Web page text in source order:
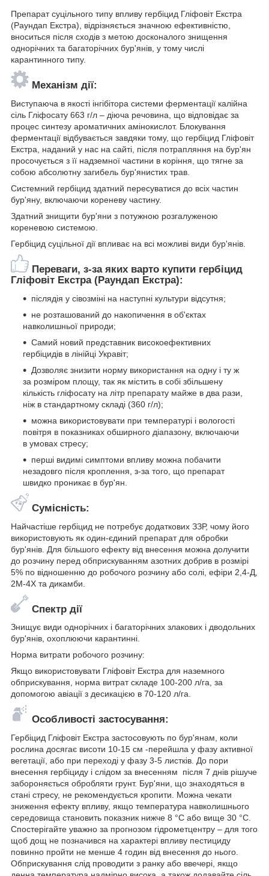
Препарат суцільного типу впливу гербіцид Гліфовіт Екстра
(Раундап Екстра), відрізняється значною ефективністю,
вноситься після сходів з метою досконалого знищення
однорічних та багаторічних бур'янів, у тому числі
карантинного типу.
Механізм дії:
Виступаюча в якості інгібітора системи ферментації калійна
сіль Гліфосату 663 г/л – діюча речовина, що відповідає за
процес синтезу ароматичних амінокислот. Блокування
ферментації відбувається завдяки тому, що гербіцид Гліфовіт
Екстра, наданий у нас на сайті, після потрапляння на бур'ян
просочується з її надземної частини в коріння, що тягне за
собою абсолютну загибель бур'янистих трав.
Системний гербіцид здатний пересуватися до всіх частин
бур'яну, включаючи кореневу частину.
Здатний знищити бур'яни з потужною розгалуженою
кореневою системою.
Гербіцид суцільної дії впливає на всі можливі види бур'янів.
Переваги, з-за яких варто купити гербіцид
Гліфовіт Екстра (Раундап Екстра):
післядія у сівозміні на наступні культури відсутня;
не розташований до накопичення в об'єктах
навколишньої природи;
Самий новий представник високоефективних
гербіцидів в лінійці Укравіт;
Дозволяє знизити норму використання на одну і ту ж
за розміром площу, так як містить в собі збільшену
кількість гліфосату на літр препарату майже в два рази,
ніж в стандартному складі (360 г/л);
можна використовувати при температурі і вологості
повітря в показниках обширного діапазону, включаючи
в умовах стресу;
перші видимі симптоми впливу можна побачити
незадовго після кроплення, з-за того, що препарат
швидко проникає в бур'ян.
Сумісність:
Найчастіше гербіцид не потребує додаткових ЗЗР, чому його
використовують як один-єдиний препарат для обробки
бур'янів. Для більшого ефекту від внесення можна долучити
до розчину перед обприскуванням азотних добрив в розмірі
5% по відношенню до робочого розчину або солі, ефіри 2,4-Д,
2М-4Х та дикамби.
Спектр дії
Знищує види однорічних і багаторічних злакових і дводольних
бур'янів, охоплюючи карантинні.
Норма витрати робочого розчину:
Якщо використовувати Гліфовіт Екстра для наземного
обприскування, норма витрат складе 100-200 л/га, за
допомогою авіації з десикацією в 70-120 л/га.
Особливості застосування:
Гербіцид Гліфовіт Екстра застосовують по бур'янам, коли
рослина досягає висоти 10-15 см -перейшла у фазу активної
вегетації, або при переході у фазу 3-5 листків. До пори
внесення гербіциду і слідом за внесенням після 7 днів рішуче
забороняється обробляти грунт. Бур'яни, що знаходяться в
стані стресу, не рекомендується кропити. Можна чекати
зниження ефекту впливу, якщо температура навколишнього
середовища становить показник нижче 8 °С або вище 30 °С.
Спостерігайте уважно за прогнозом гідрометцентру – для того
щоб дощ не позначився на характері впливу пестициду
повинно пройти не менше 4 годин від внесення до нього.
Обприскування слід проводити з ранку або ввечері, якщо